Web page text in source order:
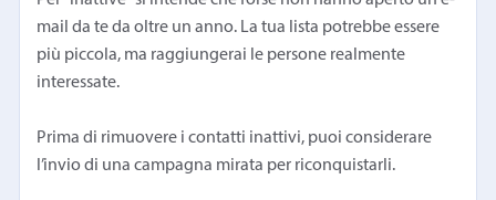
mail da te da oltre un anno. La tua lista potrebbe essere
più piccola, ma raggiungerai le persone realmente
interessate.
Prima di rimuovere i contatti inattivi, puoi considerare
l’invio di una campagna mirata per riconquistarli.